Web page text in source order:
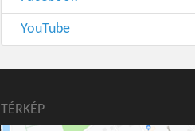
YouTube
TÉRKÉP